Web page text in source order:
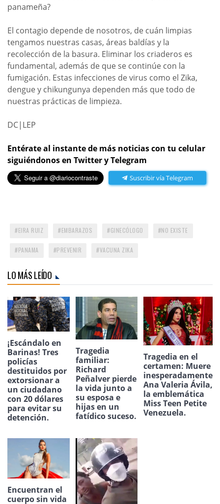
panameña?
El contagio depende de nosotros, de cuán limpias
tengamos nuestras casas, áreas baldías y la
recolección de la basura. Eliminar los criaderos es
fundamental, además de que se continúe con la
fumigación. Estas infecciones de virus como el Zika,
dengue y chikungunya dependen más que todo de
nuestras prácticas de limpieza.
DC|LEP
Entérate al instante de más noticias con tu celular
siguiéndonos en Twitter y Telegram
Suscribir vía Telegram
EIRA RUIZ EMBARAZOS GINECÓLOGO NO EXISTE
PANAMA PREVENIR VACUNA ZIKA
LO MÁS LEÍDO
¡Escándalo en
Barinas! Tres
policías
destituidos por
extorsionar a
un ciudadano
con 20 dólares
para evitar su
detención.
Tragedia
familiar:
Richard
Peñalver pierde
la vida junto a
su esposa e
hijas en un
fatídico suceso.
Tragedia en el
certamen: Muere
inesperadamente
Ana Valeria Ávila,
la emblemática
Miss Teen Petite
Venezuela.
Encuentran el
cuerpo sin vida